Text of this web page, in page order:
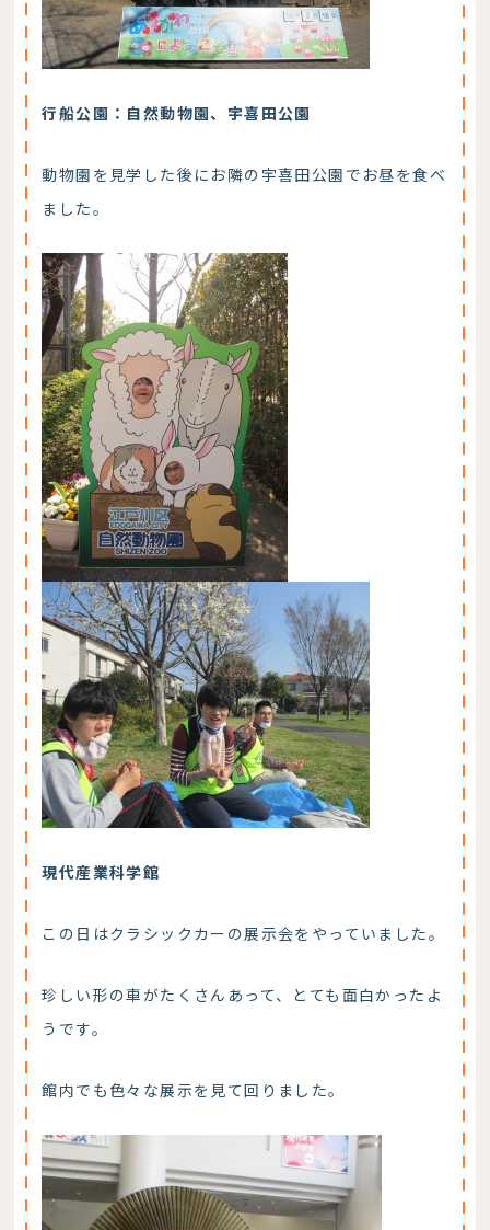
行船公園：自然動物園、宇喜田公園
動物園を見学した後にお隣の宇喜田公園でお昼を食べ
ました。
現代産業科学館
この日はクラシックカーの展示会をやっていました。
珍しい形の車がたくさんあって、とても面白かったよ
うです。
館内でも色々な展示を見て回りました。